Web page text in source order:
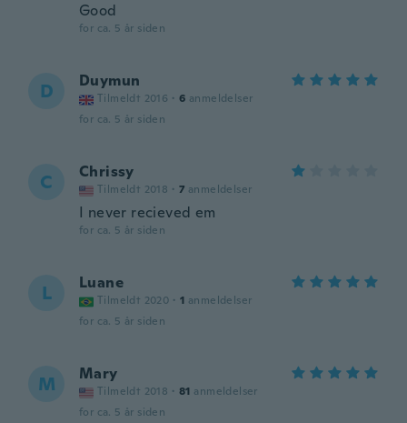
Good
for ca. 5 år siden
D Duymun
Tilmeldt 2016 · 6 anmeldelser
for ca. 5 år siden
C Chrissy
Tilmeldt 2018 · 7 anmeldelser
I never recieved em
for ca. 5 år siden
L Luane
Tilmeldt 2020 · 1 anmeldelser
for ca. 5 år siden
M Mary
Tilmeldt 2018 · 81 anmeldelser
for ca. 5 år siden